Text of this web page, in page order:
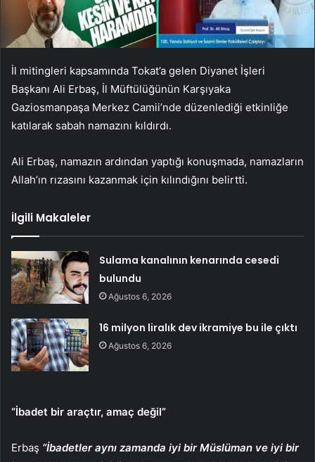
İl mitingleri kapsamında Tokat’a gelen Diyanet İşleri
Başkanı Ali Erbaş, İl Müftülüğünün Karşıyaka
Gaziosmanpaşa Merkez Camii’nde düzenlediği etkinliğe
katılarak sabah namazını kıldırdı.
Ali Erbaş, namazın ardından yaptığı konuşmada, namazların
Allah’ın rızasını kazanmak için kılındığını belirtti.
İlgili Makaleler
Sulama kanalının kenarında cesedi
bulundu
Ağustos 6, 2026
16 milyon liralık dev ikramiye bu ile çıktı
Ağustos 6, 2026
“İbadet bir araçtır, amaç değil”
Erbaş “İbadetler aynı zamanda iyi bir Müslüman ve iyi bir